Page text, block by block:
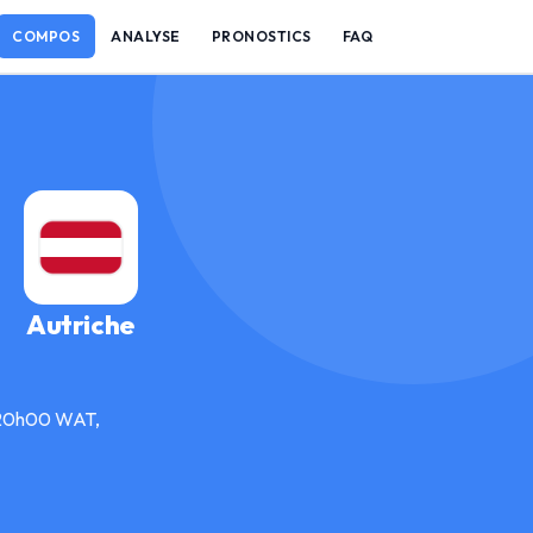
COMPOS ANALYSE PRONOSTICS FAQ
Autriche
WAT,